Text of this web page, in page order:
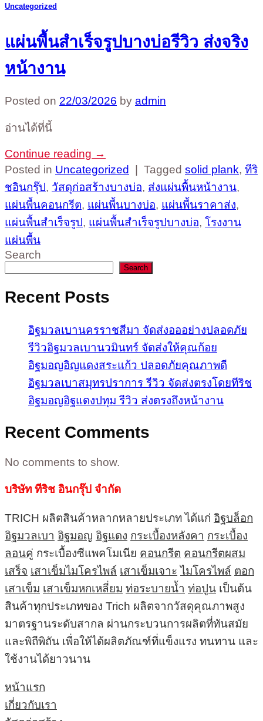
Uncategorized
แผ่นพื้นสำเร็จรูปบางบ่อรีวิว ส่งจริง
หน้างาน
Posted on 22/03/2026 by admin
อ่านได้ที่นี้
Continue reading →
Posted in Uncategorized Tagged solid plank, ทีริ
ชอินกรุ๊ป, วัสดุก่อสร้างบางบ่อ, ส่งแผ่นพื้นหน้างาน,
แผ่นพื้นคอนกรีต, แผ่นพื้นบางบ่อ, แผ่นพื้นราคาส่ง,
แผ่นพื้นสำเร็จรูป, แผ่นพื้นสำเร็จรูปบางบ่อ, โรงงาน
แผ่นพื้น
Search
Search
Recent Posts
อิฐมวลเบานครราชสีมา จัดส่งอออย่างปลอดภัย
รีวิวอิฐมวลเบานวมินทร์ จัดส่งให้คุณก้อย
อิฐมอญอิญแดงสระแก้ว ปลอดภัยคุณภาพดี
อิฐมวลเบาสมุทรปราการ รีวิว จัดส่งตรงโดยทีริช
อิฐมอญอิฐแดงปทุม รีวิว ส่งตรงถึงหน้างาน
Recent Comments
No comments to show.
บริษัท ทีริช อินกรุ๊ป จำกัด
TRICH ผลิตสินค้าหลากหลายประเภท ได้แก่ อิฐบล็อก
อิฐมวลเบา อิฐมอญ อิฐแดง กระเบื้องหลังคา กระเบื้อง
ลอนคู่ กระเบื้องซีแพคโมเนีย คอนกรีต คอนกรีตผสม
เสร็จ เสาเข็มไมโครไพล์ เสาเข็มเจาะ ไมโครไพล์ ตอก
เสาเข็ม เสาเข็มหกเหลี่ยม ท่อระบายน้ำ ท่อปูน เป็นต้น
สินค้าทุกประเภทของ Trich ผลิตจากวัสดุคุณภาพสูง
มาตรฐานระดับสากล ผ่านกระบวนการผลิตที่ทันสมัย
และพิถีพิถัน เพื่อให้ได้ผลิตภัณฑ์ที่แข็งแรง ทนทาน และ
ใช้งานได้ยาวนาน
หน้าแรก
เกี่ยวกับเรา